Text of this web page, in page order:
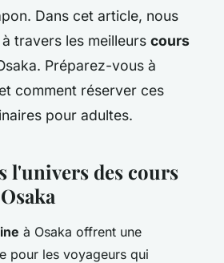
Dans cet article, nous
travers les meilleurs cours
Préparez-vous à
comment réserver ces
pour adultes.
l'univers des cours
à Osaka offrent une
pour les voyageurs qui